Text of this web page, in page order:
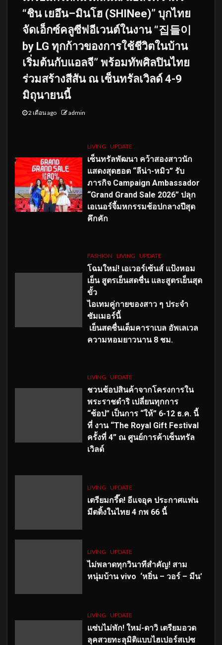
“ชิน เยอึน–มินโฮ (SHINee)” บุกไทย
จัดเอ็กซ์คลูซีฟอีเวนต์ในงาน “집들이
by LG ทุกก้าวของการใช้ชีวิตในบ้าน
เริ่มต้นกับแอลจี” พร้อมทัพศิลปินไทย
ร่วมสร้างสีสัน ณ เซ็นทรัลเวิลด์ 4-9
มิถุนายนนี้
2 เดือน ago admin
LIVING UPDATE
เซ็นทรัลพัฒนา คว้าสองสาวนัก
แสดงสุดฮอต “ลีน่า-หมิว” รับ
ภารกิจ Campaign Ambassador
“Grand Grand Sale 2026” ปลุก
เอเนอร์จี้มหกรรมช้อปกลางปีสุด
คึกคัก
FASHION LIVING UPDATE
โฉมใหม่! เอเวอร์เซ้นส์ แป้งหอม
เย็น สูตรเย็นสดชื่น และสูตรเย็นสุด
ขั้ว
ไอเทมคู่กายของสาว ๆ ประจำ
ซัมเมอร์นี้
เย็นสดชื่นเต็มคาราเบล อัพเลเวล
ความหอมยาวนาน 8 ชม.
LIVING UPDATE
ชวนช้อปสินค้าจากโครงการใน
พระราชดำริ เปลี่ยนทุกการ
“ช้อป” เป็นการ “ให้” 6-12 ธ.ค. นี้
ที่ งาน “The Royal Gift Festival
ครั้งที่ 4” ณ ศูนย์การค้าเซ็นทรัล
เวิลด์
LIVING UPDATE
เตรียมกรี๊ด! อีแจอุค ประกาศแฟน
มีตติ้งในไทย 4 กพ 66 นี้
LIVING UPDATE
ไม่พลาดทุกวินาทีสำคัญ! สาม
หนุ่มบ้าน vivo ‘หยิ่น – วอร์ – มีน’
LIVING UPDATE
แซ่บไม่พัก! ใหม่-ดาวิ เตรียมอวด
ลุคสวยทะลุมิติแบบไฮเปอร์สเปซ